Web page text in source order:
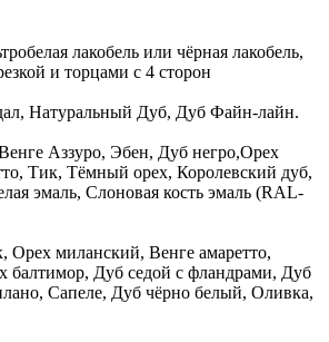
лакобель или чёрная лакобель,
и торцами с 4 сторон
Натуральный Дуб, Дуб Файн-лайн.
Аззуро, Эбен, Дуб негро,Орех
Тик, Тёмный орех, Королевский дуб,
эмаль, Слоновая кость эмаль (RAL-
Орех миланский, Венге амаретто,
балтимор, Дуб седой с фландрами, Дуб
Сапеле, Дуб чёрно белый, Оливка,